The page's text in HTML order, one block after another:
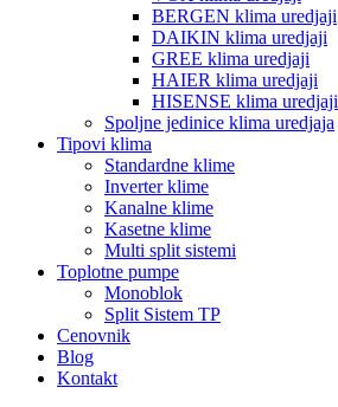
BERGEN klima uredjaji
DAIKIN klima uredjaji
GREE klima uredjaji
HAIER klima uredjaji
HISENSE klima uredjaji
Spoljne jedinice klima uredjaja
Tipovi klima
Standardne klime
Inverter klime
Kanalne klime
Kasetne klime
Multi split sistemi
Toplotne pumpe
Monoblok
Split Sistem TP
Cenovnik
Blog
Kontakt